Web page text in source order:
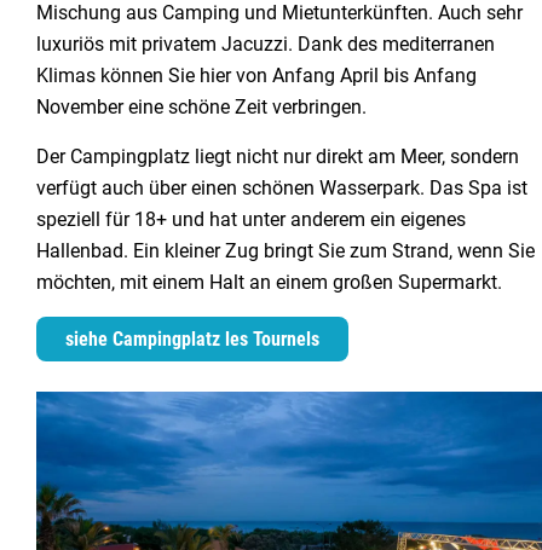
Mischung aus Camping und Mietunterkünften. Auch sehr
luxuriös mit privatem Jacuzzi. Dank des mediterranen
Klimas können Sie hier von Anfang April bis Anfang
November eine schöne Zeit verbringen.
Der Campingplatz liegt nicht nur direkt am Meer, sondern
verfügt auch über einen schönen Wasserpark. Das Spa ist
speziell für 18+ und hat unter anderem ein eigenes
Hallenbad. Ein kleiner Zug bringt Sie zum Strand, wenn Sie
möchten, mit einem Halt an einem großen Supermarkt.
siehe Campingplatz les Tournels